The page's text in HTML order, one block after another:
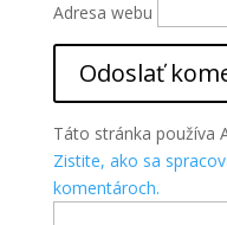
Adresa webu
Táto stránka používa
Zistite, ako sa
komentároch.